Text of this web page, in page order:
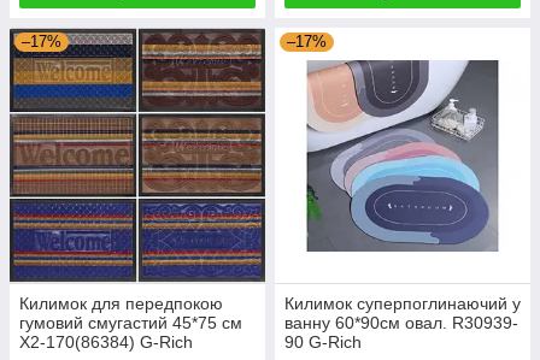
–17%
Килимок для передпокою
гумовий смугастий 45*75 см
X2-170(86384) G-Rich
–17%
Килимок суперпоглинаючий у
ванну 60*90см овал. R30939-
90 G-Rich